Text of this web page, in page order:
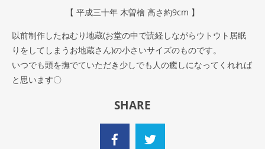
【 平成三十年 木曽檜 高さ約9cm 】
以前制作したねむり地蔵(お堂の中で読経しながらウトウト居眠
りをしてしまうお地蔵さん)の小さいサイズのものです。
いつでも頭を撫でていただき少しでも人の癒しになってくれれば
と思います〇
SHARE